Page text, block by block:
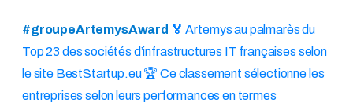
#groupeArtemysAward 🏅 Artemys au palmarès du
Top 23 des sociétés d’infrastructures IT françaises selon
le site BestStartup.eu 🏆 Ce classement sélectionne les
entreprises selon leurs performances en termes